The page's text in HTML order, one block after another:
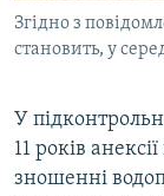
ІНФОГРАФІКА
ДОЛУЧАЙСЯ!
Усі сайти
Згідно з
становить, у
У
11 років
зношенні